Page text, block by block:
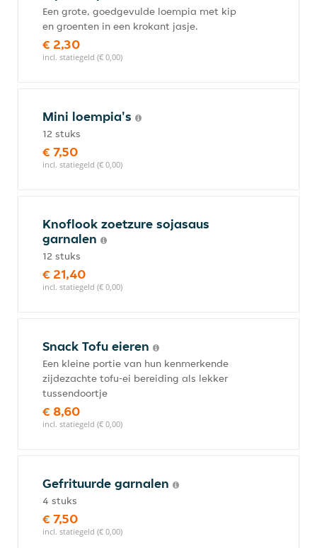
Een grote, goedgevulde loempia met kip
en groenten in een krokant jasje.
€ 2,30
incl. statiegeld (€ 0,00)
Mini loempia's
12 stuks
€ 7,50
incl. statiegeld (€ 0,00)
Knoflook zoetzure sojasaus
garnalen
12 stuks
€ 21,40
incl. statiegeld (€ 0,00)
Snack Tofu eieren
Een kleine portie van hun kenmerkende
zijdezachte tofu-ei bereiding als lekker
tussendoortje
€ 8,60
incl. statiegeld (€ 0,00)
Gefrituurde garnalen
4 stuks
€ 7,50
incl. statiegeld (€ 0,00)